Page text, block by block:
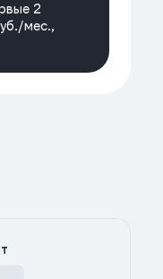
2
мес.,